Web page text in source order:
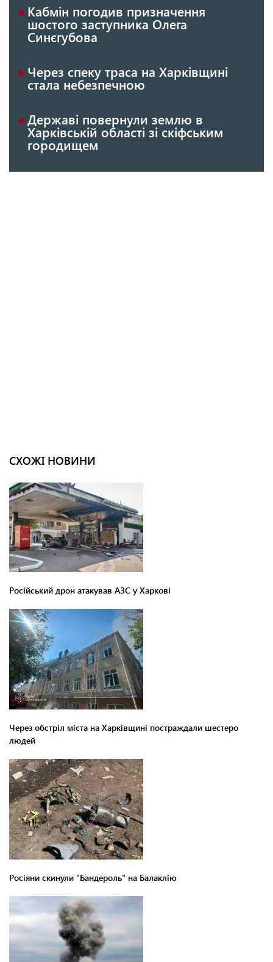
Кабмін погодив призначення
шостого заступника Олега
Синєгубова
Через спеку траса на Харківщині
стала небезпечною
Державі повернули землю в
Харківській області зі скіфським
городищем
СХОЖІ НОВИНИ
Російський дрон атакував АЗС у Харкові
Через обстріл міста на Харківщині постраждали шестеро
людей
Росіяни скинули "Бандероль" на Балаклію